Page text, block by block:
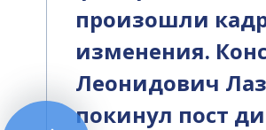
произошли
изменения.
Леонидович
покинул пост